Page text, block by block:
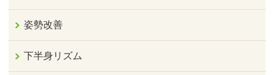
姿勢改善
下半身リズム